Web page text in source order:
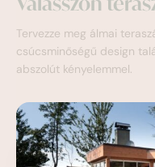
Tervezze meg álmai
csúcsminőségű design
abszolút kényelemmel.